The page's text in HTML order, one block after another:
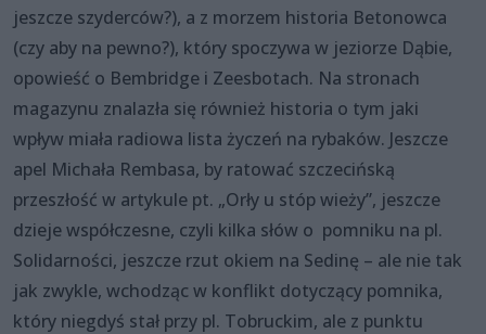
jeszcze szyderców?), a z morzem historia Betonowca
(czy aby na pewno?), który spoczywa w jeziorze Dąbie,
opowieść o Bembridge i Zeesbotach. Na stronach
magazynu znalazła się również historia o tym jaki
wpływ miała radiowa lista życzeń na rybaków. Jeszcze
apel Michała Rembasa, by ratować szczecińską
przeszłość w artykule pt. „Orły u stóp wieży”, jeszcze
dzieje współczesne, czyli kilka słów o pomniku na pl.
Solidarności, jeszcze rzut okiem na Sedinę – ale nie tak
jak zwykle, wchodząc w konflikt dotyczący pomnika,
który niegdyś stał przy pl. Tobruckim, ale z punktu